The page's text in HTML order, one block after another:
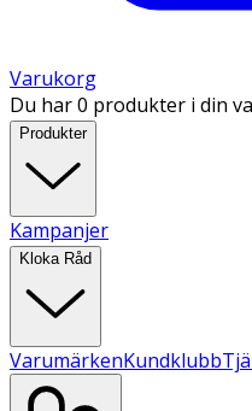
Varukorg
Du har 0 produkter i din
Produkter
Kampanjer
Kloka Råd
VarumärkenKundklubb